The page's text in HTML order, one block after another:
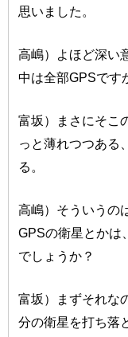
思いました。
高嶋）よほど深い
中は全部GPSで
富坂）まさにそこ
っと薄れつつある
る。
高嶋）そういうの
GPSの衛星とかは
でしょうか？
富坂）まずそれな
分の衛星を打ち落